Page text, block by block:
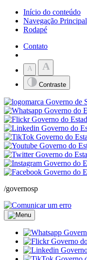
Início do conteúdo
Navegação Principal
Rodapé
Contato
A A
Contraste
/governosp